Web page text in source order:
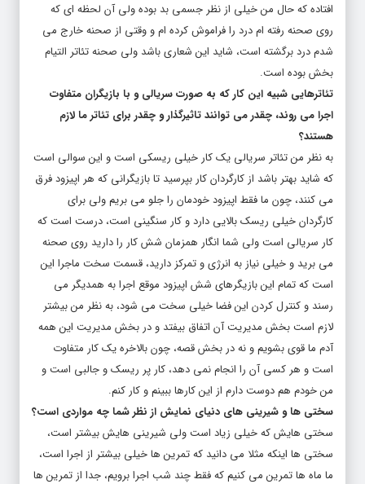
افتاده که حال من خیلی از نظر جسمی بد بوده ولی آن لحظه ای که
روی صحنه رفته ام درد را فراموش کرده ام و وقتی از صحنه خارج می
شدم درد برگشته است، شاید این شعاری باشد ولی صحنه تئاتر التیام
بخش بوده است.
تئاترهایی شبیه این کار که به صورت سریالی و با بازیگران متفاوت
اجرا می روند، چقدر می توانند تاثیرگذار و چقدر برای تئاتر ما لازم
هستند؟
به نظر من تئاتر سریالی یک کار خیلی ریسکی است و این سوالی است
که شاید بهتر باشد از کارگردان کار بپرسید تا بازیگرانی که هر اپیزود فرق
می کنند، چون ما فقط اپیزود خودمان را جلو می بریم ولی برای
کارگردان خیلی ریسک بالایی دارد و کار سنگینی است، درست است که
کار سریالی است ولی شما انگار همزمان شش کار را دارید روی صحنه
می برید و خیلی نیاز به انرژی و تمرکز دارید، قسمت سخت ماجرا این
است که تمام این بازیگرهای شش اپیزود موقع اجرا به همدیگر می
رسند و کنترل کردن این فضا خیلی سخت می شود، به نظر من بیشتر
لازم است بخش مدیریت آن اتفاق بیفتد و در بخش مدیریت این همه
آدم ما قوی بشویم و نه در بخش قصه، چون بالاخره یک کار متفاوت
است و هر کسی آن را انجام نمی دهد، کار پر ریسک و جالبی است و
من خودم هم دوست دارم از این کارها ببینم و کار کنم.
سختی ها و شیرینی های دنیای نمایش از نظر شما چه مواردی است؟
سختی هایش که خیلی زیاد است ولی شیرینی هایش بیشتر است،
سختی ها اینکه مثلا می دانید که تمرین ها خیلی بیشتر از اجرا است،
ما ماه ها تمرین می کنیم که فقط چند شب اجرا برویم، جدا از تمرین ها